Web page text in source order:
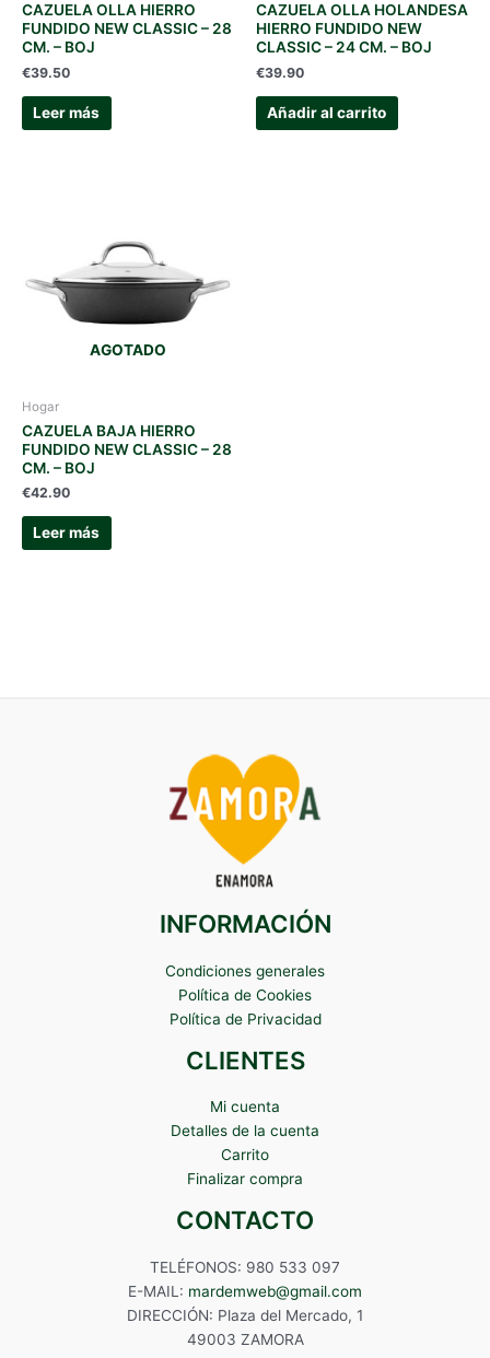
CAZUELA OLLA HIERRO
FUNDIDO NEW CLASSIC – 28
CM. – BOJ
€39.50
Leer más
CAZUELA OLLA HOLANDESA
HIERRO FUNDIDO NEW
CLASSIC – 24 CM. – BOJ
€39.90
Añadir al carrito
AGOTADO
Hogar
CAZUELA BAJA HIERRO
FUNDIDO NEW CLASSIC – 28
CM. – BOJ
€42.90
Leer más
INFORMACIÓN
Condiciones generales
Política de Cookies
Política de Privacidad
CLIENTES
Mi cuenta
Detalles de la cuenta
Carrito
Finalizar compra
CONTACTO
TELÉFONOS: 980 533 097
E-MAIL: mardemweb@gmail.com
DIRECCIÓN: Plaza del Mercado, 1
49003 ZAMORA